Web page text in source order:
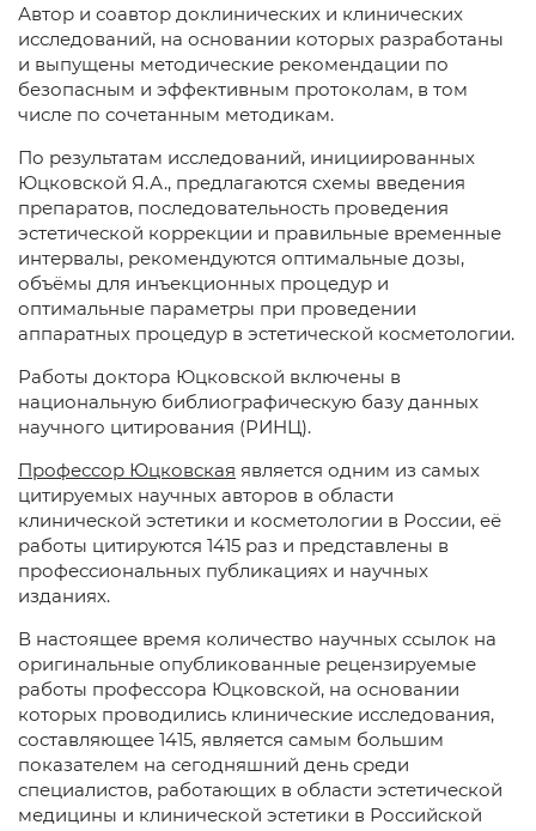
Автор и соавтор доклинических и клинических
исследований, на основании которых разработаны
и выпущены методические рекомендации по
безопасным и эффективным протоколам, в том
числе по сочетанным методикам.
По результатам исследований, инициированных
Юцковской Я.А., предлагаются схемы введения
препаратов, последовательность проведения
эстетической коррекции и правильные временные
интервалы, рекомендуются оптимальные дозы,
объёмы для инъекционных процедур и
оптимальные параметры при проведении
аппаратных процедур в эстетической косметологии.
Работы доктора Юцковской включены в
национальную библиографическую базу данных
научного цитирования (РИНЦ).
Профессор Юцковская является одним из самых
цитируемых научных авторов в области
клинической эстетики и косметологии в России, её
работы цитируются 1415 раз и представлены в
профессиональных публикациях и научных
изданиях.
В настоящее время количество научных ссылок на
оригинальные опубликованные рецензируемые
работы профессора Юцковской, на основании
которых проводились клинические исследования,
составляющее 1415, является самым большим
показателем на сегодняшний день среди
специалистов, работающих в области эстетической
медицины и клинической эстетики в Российской